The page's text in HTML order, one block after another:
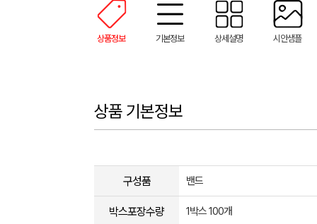
상품정보 기본정보 상세설명 시안샘플
상품 기본정보
구성품 밴드
박스포장수량 1박스 100개